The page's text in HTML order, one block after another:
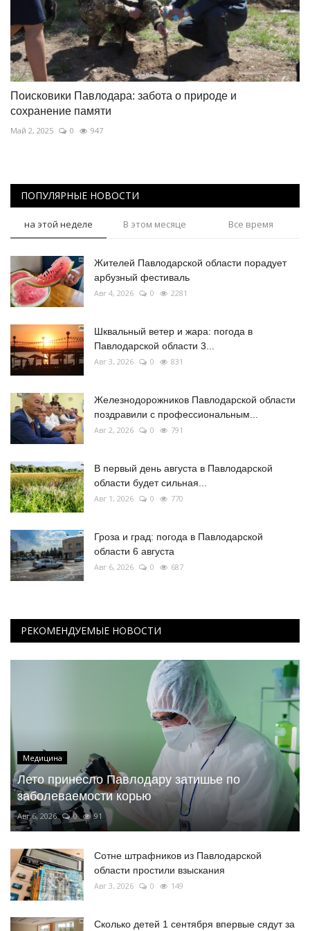
Поисковики Павлодара: забота о природе и
сохранение памяти
Май 2, 2025 0 947
ПОПУЛЯРНЫЕ НОВОСТИ
на этой неделе В этом месяце Все время
Жителей Павлодарской области порадует
арбузный фестиваль
Авг 4, 2026 0 2281
Шквальный ветер и жара: погода в
Павлодарской области 3...
Авг 3, 2026 0 831
Железнодорожников Павлодарской области
поздравили с профессиональным...
Авг 2, 2026 0 791
В первый день августа в Павлодарской
области будет сильная...
Авг 1, 2026 0 770
Гроза и град: погода в Павлодарской
области 6 августа
Авг 6, 2026 0 687
РЕКОМЕНДУЕМЫЕ НОВОСТИ
Медицина
Лето принесло Павлодару затишье по
заболеваемости корью
Авг 6, 2026 0 91
Сотне штрафников из Павлодарской
области простили взыскания
Авг 3, 2026 0 149
Сколько детей 1 сентября впервые сядут за